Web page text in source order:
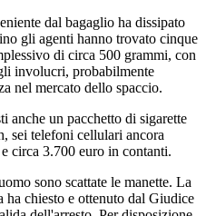
dal bagaglio ha dissipato
gli agenti hanno trovato cinque
di circa 500 grammi, con
involucri, probabilmente
nel mercato dello spaccio.
anche un pacchetto di sigarette
sei telefoni cellulari ancora
circa 3.700 euro in contanti.
sono scattate le manette. La
chiesto e ottenuto dal Giudice